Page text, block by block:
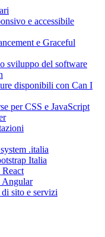
e accessibile
e Graceful
sviluppo del software
disponibili con Can I
per CSS e JavaScript
.italia
Italia
sito e servizi